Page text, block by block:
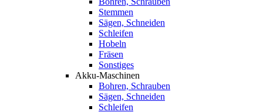
Stemmen
Sägen, Schneiden
Schleifen
Hobeln
Fräsen
Sonstiges
Akku-Maschinen
Bohren, Schrauben
Sägen, Schneiden
Schleifen